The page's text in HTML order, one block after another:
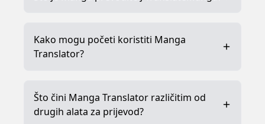
Kako mogu početi koristiti Manga
Translator?
Što čini Manga Translator različitim od
drugih alata za prijevod?